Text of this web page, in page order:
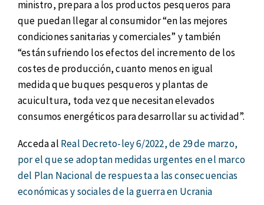
ministro, prepara a los productos pesqueros para
que puedan llegar al consumidor “en las mejores
condiciones sanitarias y comerciales” y también
“están sufriendo los efectos del incremento de los
costes de producción, cuanto menos en igual
medida que buques pesqueros y plantas de
acuicultura, toda vez que necesitan elevados
consumos energéticos para desarrollar su actividad”.
Acceda al Real Decreto-ley 6/2022, de 29 de marzo,
por el que se adoptan medidas urgentes en el marco
del Plan Nacional de respuesta a las consecuencias
económicas y sociales de la guerra en Ucrania